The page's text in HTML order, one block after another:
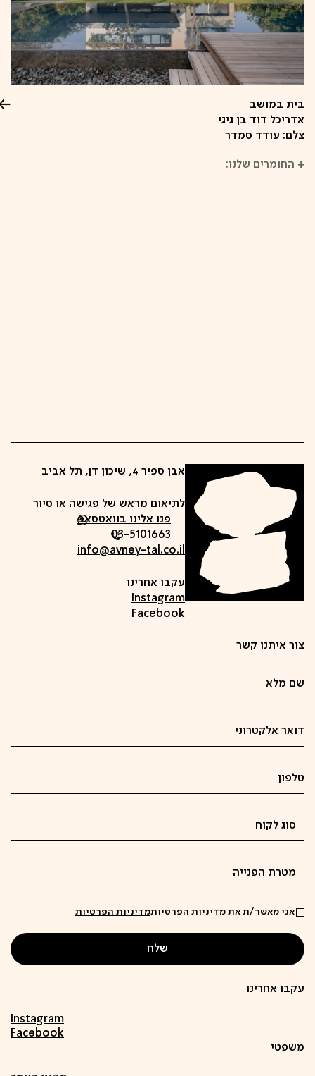
בית במושב
אדריכל דוד בן גיגי
צלם: עודד סמדר
+ החומרים שלנו:
צור איתנו קשר
אני מאשר/ת את מדיניות הפרטיותמדיניות הפרטיות
עקבו אחרינו
Instagram
Facebook
משפטי
אבן ספיר 4, שיכון דן, תל אביב
לתיאום מראש של פגישה או סיור
פנו אלינו בוואטסאפ
03-5101663
info@avney-tal.co.il
עקבו אחרינו
Instagram
Facebook